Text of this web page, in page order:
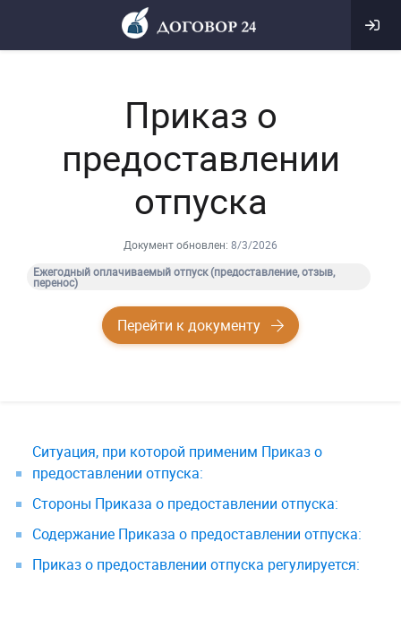
Приказ о
предоставлении
отпуска
Документ обновлен: 8/3/2026
Ежегодный оплачиваемый отпуск (предоставление, отзыв,
перенос)
Перейти к документу
Ситуация, при которой применим Приказ о
предоставлении отпуска:
Стороны Приказа о предоставлении отпуска:
Содержание Приказа о предоставлении отпуска:
Приказ о предоставлении отпуска регулируется: